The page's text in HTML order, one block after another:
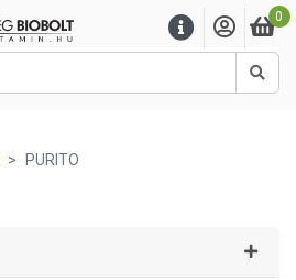
0
PURITO